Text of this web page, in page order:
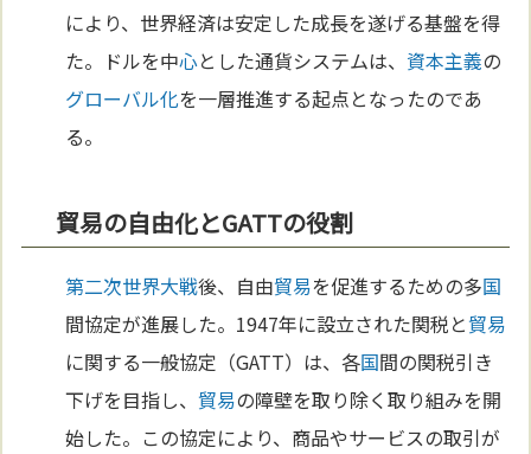
により、世界経済は安定した成長を遂げる基盤を得
た。ドルを中心とした通貨システムは、 資本主義の
グローバル化を一層推進する起点となったのであ
る。
貿易の自由化とGATTの役割
第二次世界大戦後、自由貿易を促進するための多国
間協定が進展した。1947年に設立された関税と貿易
に関する一般協定（GATT）は、各国間の関税引き
下げを目指し、貿易の障壁を取り除く取り組みを開
始した。この協定により、商品やサービスの取引が